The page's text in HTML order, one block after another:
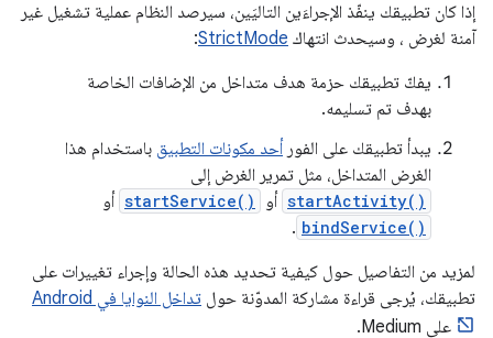
إذا كان تطبيقك ينفّذ الإجراءَين التاليَين، سيرصد النظام عملية تشغيل غير
آمنة لغرض ، وسيحدث انتهاك StrictMode
:
يفكّ تطبيقك حزمة هدف متداخل من الإضافات الخاصة
بهدف تم تسليمه.
يبدأ تطبيقك على الفور أحد مكونات التطبيق باستخدام هذا
الغرض المتداخل، مثل تمرير الغرض إلى
startActivity() أو startService() أو
bindService()
.
لمزيد من التفاصيل حول كيفية تحديد هذه الحالة وإجراء تغييرات على
تطبيقك، يُرجى قراءة مشاركة المدوّنة حول تداخل النوايا في Android
على Medium.